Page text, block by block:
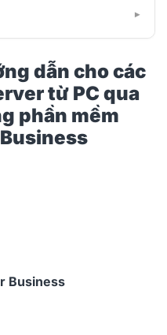
▾
bằng phần mềm
ở đây chúng ta có
tài khoản , mật
dẫn cho các
từ PC qua
phần mềm
Business